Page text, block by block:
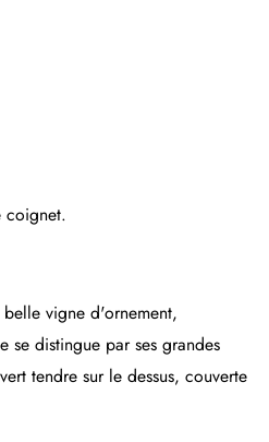
coignet.
vigne d'ornement,
se distingue par ses grandes
tendre sur le dessus, couverte